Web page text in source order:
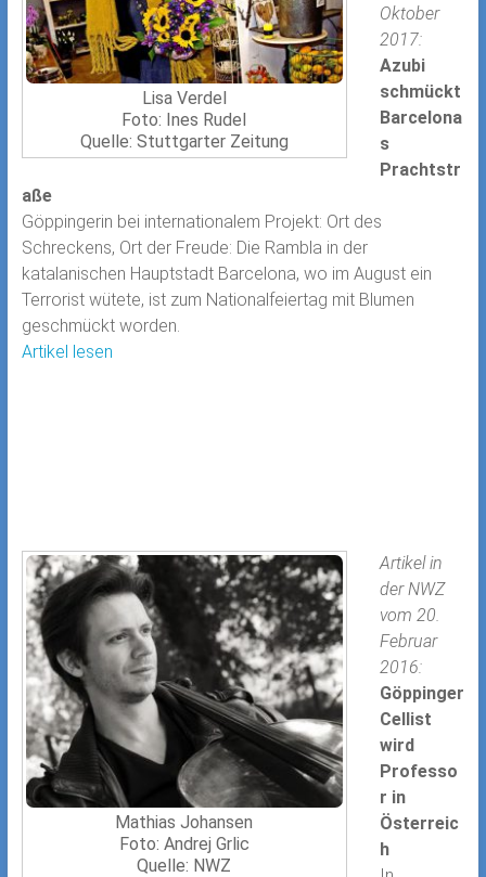
Lisa Verdel
Foto: Ines Rudel
Quelle: Stuttgarter Zeitung
Oktober
2017:
Azubi
schmückt
Barcelona
s
Prachtstr
aße
Göppingerin bei internationalem Projekt: Ort des
Schreckens, Ort der Freude: Die Rambla in der
katalanischen Hauptstadt Barcelona, wo im August ein
Terrorist wütete, ist zum Nationalfeiertag mit Blumen
geschmückt worden.
Artikel lesen
Mathias Johansen
Foto: Andrej Grlic
Quelle: NWZ
Artikel in
der NWZ
vom 20.
Februar
2016:
Göppinger
Cellist
wird
Professo
r in
Österreic
h